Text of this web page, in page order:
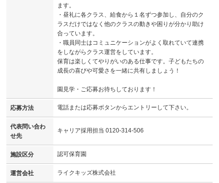
ます。
・昼礼に各クラス、給食から１名ずつ参加し、自分のク
ラスだけではなく他のクラスの動きや困りが分かり助け
合っています。
・職員同士はコミュニケーションがよく取れていて連携
をしながらクラス運営をしています。
保育は楽しくてやりがいのある仕事です。子どもたちの
成長の喜びや可愛さを一緒に共有しましょう！
園見学・ご応募お待ちしております！
応募方法 電話または応募ボタンからエントリーして下さい。
代表問い合わ
せ先
キャリア採用担当 0120-314-506
施設区分 認可保育園
運営会社 ライクキッズ株式会社